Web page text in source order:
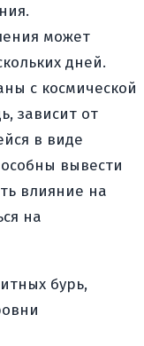
может
дней.
с космической
зависит от
в виде
вывести
влияние на
на
бурь,